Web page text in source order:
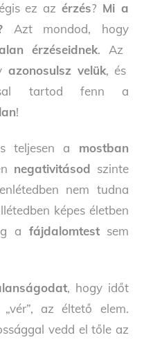
ez az érzés? Mi a
Azt mondod, hogy
érzéseidnek. Az
azonosulsz velük, és
tartod fenn a
!
teljesen a mostban
negativitásod szinte
nem tudna
képes életben
a fájdalomtestsem
, hogy időt
az éltető elem.
vedd el tőle az